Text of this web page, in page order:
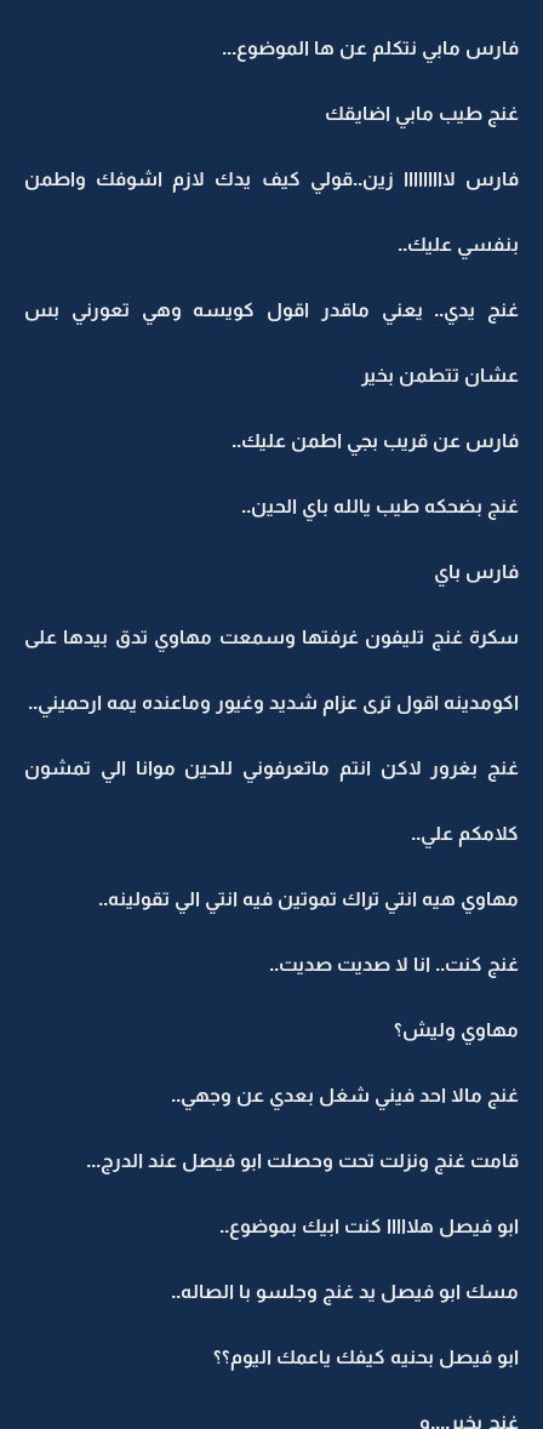
فارس مابي نتكلم عن ها الموضوع...
غنج طيب مابي اضايقك
فارس لااااااااا زين..قولي كيف يدك لازم اشوفك واطمن
بنفسي عليك..
غنج يدي.. يعني ماقدر اقول كويسه وهي تعورني بس
عشان تتطمن بخير
فارس عن قريب بجي اطمن عليك..
غنج بضحكه طيب يالله باي الحين..
فارس باي
سكرة غنج تليفون غرفتها وسمعت مهاوي تدق بيدها على
اكومدينه اقول ترى عزام شديد وغيور وماعنده يمه ارحميني..
غنج بغرور لاكن انتم ماتعرفوني للحين موانا الي تمشون
كلامكم علي..
مهاوي هيه انتي تراك تموتين فيه انتي الي تقولينه..
غنج كنت.. انا لا صديت صديت..
مهاوي وليش؟
غنج مالا احد فيني شغل بعدي عن وجهي..
قامت غنج ونزلت تحت وحصلت ابو فيصل عند الدرج...
ابو فيصل هلااااا كنت ابيك بموضوع..
مسك ابو فيصل يد غنج وجلسو با الصاله..
ابو فيصل بحنيه كيفك ياعمك اليوم؟؟
غنج بخير,,,,و